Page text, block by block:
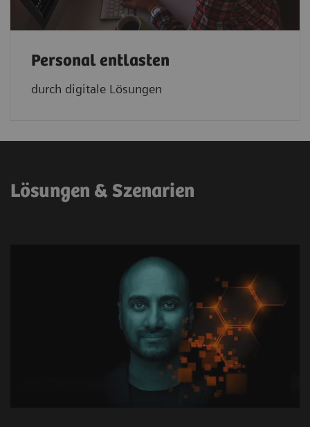
Personal entlasten
durch digitale Lösungen
Lösungen & Szenarien